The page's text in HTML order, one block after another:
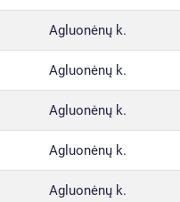
Agluonėnų k.
Agluonėnų k.
Agluonėnų k.
Agluonėnų k.
Agluonėnų k.